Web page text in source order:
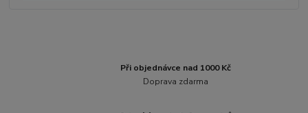
Při objednávce nad 1000 Kč
Doprava zdarma